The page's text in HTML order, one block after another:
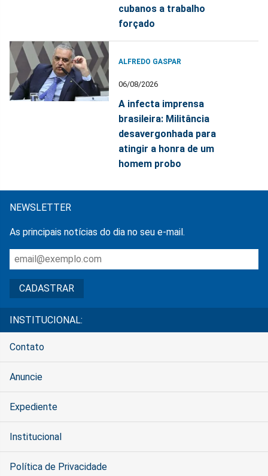
cubanos a trabalho
forçado
ALFREDO GASPAR
06/08/2026
A infecta imprensa
brasileira: Militância
desavergonhada para
atingir a honra de um
homem probo
NEWSLETTER
As principais notícias do dia no seu e-mail.
INSTITUCIONAL:
Contato
Anuncie
Expediente
Institucional
Política de Privacidade